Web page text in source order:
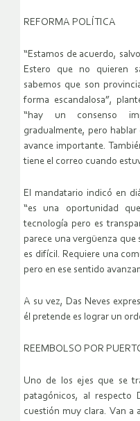
REFORMA POLÍTICA
“Estamos de acuerdo,
Estero que no quieren
sabemos que son
forma escandalosa”,
“hay un consenso
gradualmente, pero
avance importante.
tiene el correo cuando
El mandatario indicó en
“es una oportunidad
tecnología pero es
parece una vergüenza
es difícil. Requiere una
pero en ese sentido
A su vez, Das Neves
él pretende es lograr un
REEMBOLSO POR
Uno de los ejes que se
patagónicos, al respecto
cuestión muy clara. Van a